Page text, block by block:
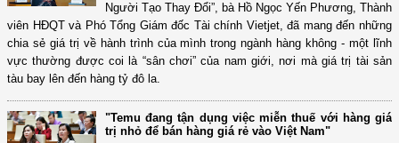
Người Tạo Thay Đổi”, bà Hồ Ngọc Yến Phương, Thành
viên HĐQT và Phó Tổng Giám đốc Tài chính Vietjet, đã mang đến những
chia sẻ giá trị về hành trình của mình trong ngành hàng không - một lĩnh
vực thường được coi là “sân chơi” của nam giới, nơi mà giá trị tài sản
tàu bay lên đến hàng tỷ đô la.
"Temu đang tận dụng việc miễn thuế với hàng giá
trị nhỏ để bán hàng giá rẻ vào Việt Nam"